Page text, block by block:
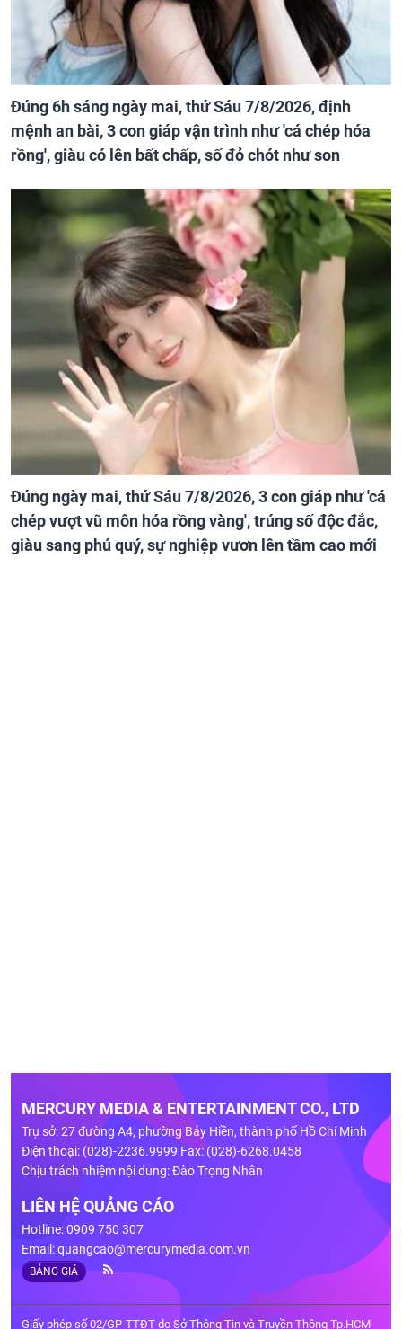
Đúng 6h sáng ngày mai, thứ Sáu 7/8/2026, định
mệnh an bài, 3 con giáp vận trình như 'cá chép hóa
rồng', giàu có lên bất chấp, số đỏ chót như son
Đúng ngày mai, thứ Sáu 7/8/2026, 3 con giáp như 'cá
chép vượt vũ môn hóa rồng vàng', trúng số độc đắc,
giàu sang phú quý, sự nghiệp vươn lên tầm cao mới
MERCURY MEDIA & ENTERTAINMENT CO., LTD
Trụ sở: 27 đường A4, phường Bảy Hiền, thành phố Hồ Chí Minh
Điện thoại: (028)-2236.9999 Fax: (028)-6268.0458
Chịu trách nhiệm nội dung: Đào Trọng Nhân
LIÊN HỆ QUẢNG CÁO
Hotline: 0909 750 307
Email:quangcao@mercurymedia.com.vn
BẢNG GIÁ
Giấy phép số 02/GP-TTĐT do Sở Thông Tin và Truyền Thông Tp.HCM